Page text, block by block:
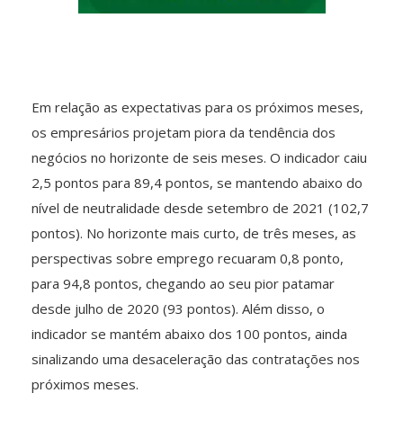
Em relação as expectativas para os próximos meses,
os empresários projetam piora da tendência dos
negócios no horizonte de seis meses. O indicador caiu
2,5 pontos para 89,4 pontos, se mantendo abaixo do
nível de neutralidade desde setembro de 2021 (102,7
pontos). No horizonte mais curto, de três meses, as
perspectivas sobre emprego recuaram 0,8 ponto,
para 94,8 pontos, chegando ao seu pior patamar
desde julho de 2020 (93 pontos). Além disso, o
indicador se mantém abaixo dos 100 pontos, ainda
sinalizando uma desaceleração das contratações nos
próximos meses.